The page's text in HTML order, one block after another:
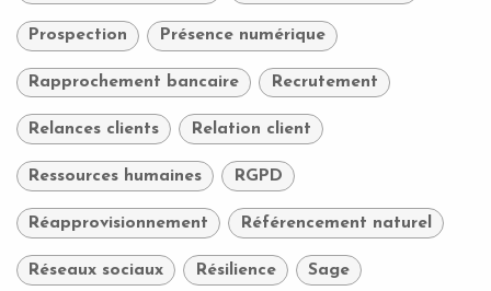
Prospection Présence numérique
Rapprochement bancaire Recrutement
Relances clients Relation client
Ressources humaines RGPD
Réapprovisionnement Référencement naturel
Réseaux sociaux Résilience Sage